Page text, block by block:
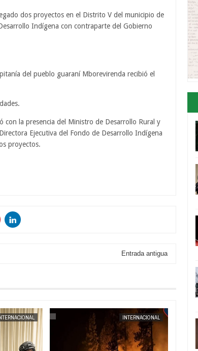
dos proyectos en el Distrito V del municipio de
Indígena con contraparte del Gobierno
del pueblo guaraní Mborevirenda recibió el
la presencia del Ministro de Desarrollo Rural y
Ejecutiva del Fondo de Desarrollo Indígena
proyectos.
Entrada antigua
AUG 2026
INTERNACIONAL INTERNACIONAL